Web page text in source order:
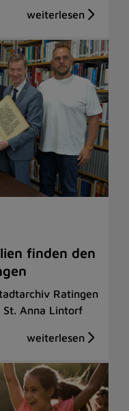
finden den
Ratingen
St. Anna Lintorf